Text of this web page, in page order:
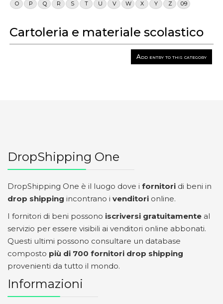
O
P Q R S T U V W X Y Z 0-9
Cartoleria e materiale scolastico
Add entry to this category
DropShipping One
DropShipping One è il luogo dove i fornitori di beni in
drop shipping incontrano i venditori online.
I fornitori di beni possono iscriversi gratuitamente al
servizio per essere visibili ai venditori online abbonati.
Questi ultimi possono consultare un database
composto più di 700 fornitori drop shipping
provenienti da tutto il mondo.
Informazioni